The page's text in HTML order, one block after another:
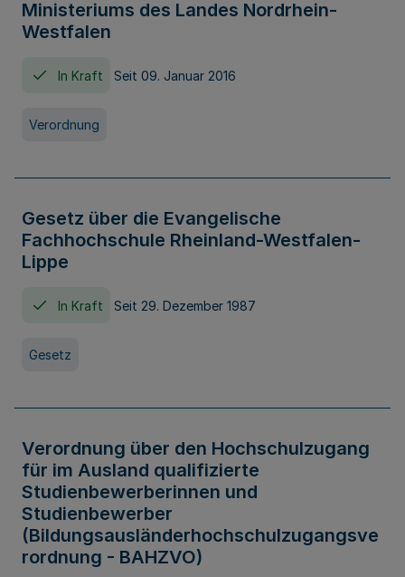
Ministeriums des Landes Nordrhein-
Westfalen
In Kraft Seit 09. Januar 2016
Verordnung
Gesetz über die Evangelische
Fachhochschule Rheinland-Westfalen-
Lippe
In Kraft Seit 29. Dezember 1987
Gesetz
Verordnung über den Hochschulzugang
für im Ausland qualifizierte
Studienbewerberinnen und
Studienbewerber
(Bildungsausländerhochschulzugangsve
rordnung - BAHZVO)